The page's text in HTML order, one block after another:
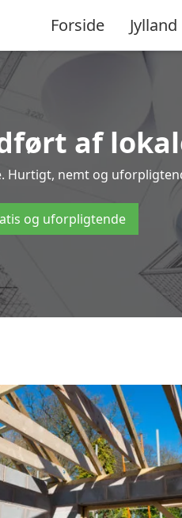
Forside Jylland
af
nemt og
og uforpligtende